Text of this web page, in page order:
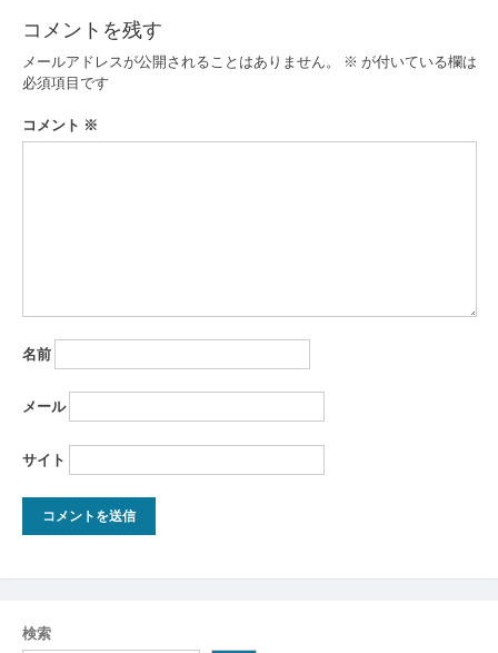
ビ
ゲ
ー
シ
コメントを残す
メールアドレスが公開されることはありません。 ※ が付いている欄は
必須項目です
コメント ※
名前
メール
サイト
検索